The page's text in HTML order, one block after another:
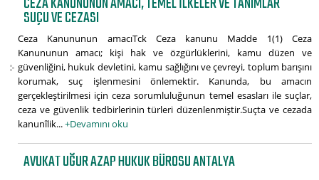
SUÇU VE CEZASI
Ceza Kanununun amacıTck Ceza kanunu Madde 1(1) Ceza
Kanununun amacı; kişi hak ve özgürlüklerini, kamu düzen ve
güvenliğini, hukuk devletini, kamu sağlığını ve çevreyi, toplum barışını
korumak, suç işlenmesini önlemektir. Kanunda, bu amacın
gerçekleştirilmesi için ceza sorumluluğunun temel esasları ile suçlar,
ceza ve güvenlik tedbirlerinin türleri düzenlenmiştir.Suçta ve cezada
kanunîlik...+Devamını oku
AVUKAT UĞUR AZAP HUKUK BÜROSU ANTALYA